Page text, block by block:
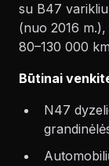
su B47
(nuo 2016
80–130 000
Būtinai
N47